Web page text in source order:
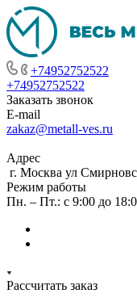
+74952752522
+74952752522
Заказать звонок
E-mail
zakaz@metall-ves.ru
Адрес
г. Москва ул
Режим работы
Пн. – Пт.: с 9:00 до
Рассчитать заказ